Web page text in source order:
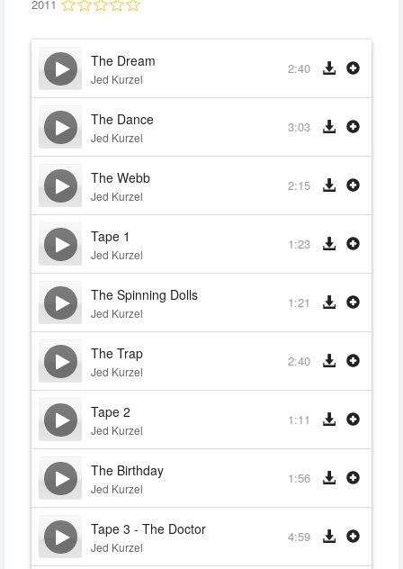
2011
The Dream
Jed Kurzel
2:40
The Dance
Jed Kurzel
3:03
The Webb
Jed Kurzel
2:15
Tape 1
Jed Kurzel
1:23
The Spinning Dolls
Jed Kurzel
1:21
The Trap
Jed Kurzel
2:40
Tape 2
Jed Kurzel
1:11
The Birthday
Jed Kurzel
1:56
Tape 3 - The Doctor
Jed Kurzel
4:59